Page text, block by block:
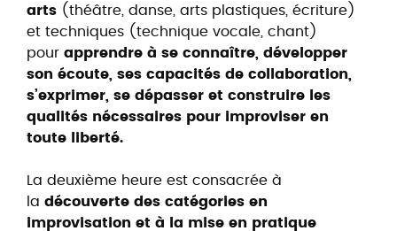
arts (théâtre, danse, arts plastiques, écriture)
et techniques (technique vocale, chant)
pour apprendre à se connaître, développer
son écoute, ses capacités de collaboration,
s’exprimer, se dépasser et construire les
qualités nécessaires pour improviser en
toute liberté.
La deuxième heure est consacrée à
la découverte des catégories en
improvisation et à la mise en pratique